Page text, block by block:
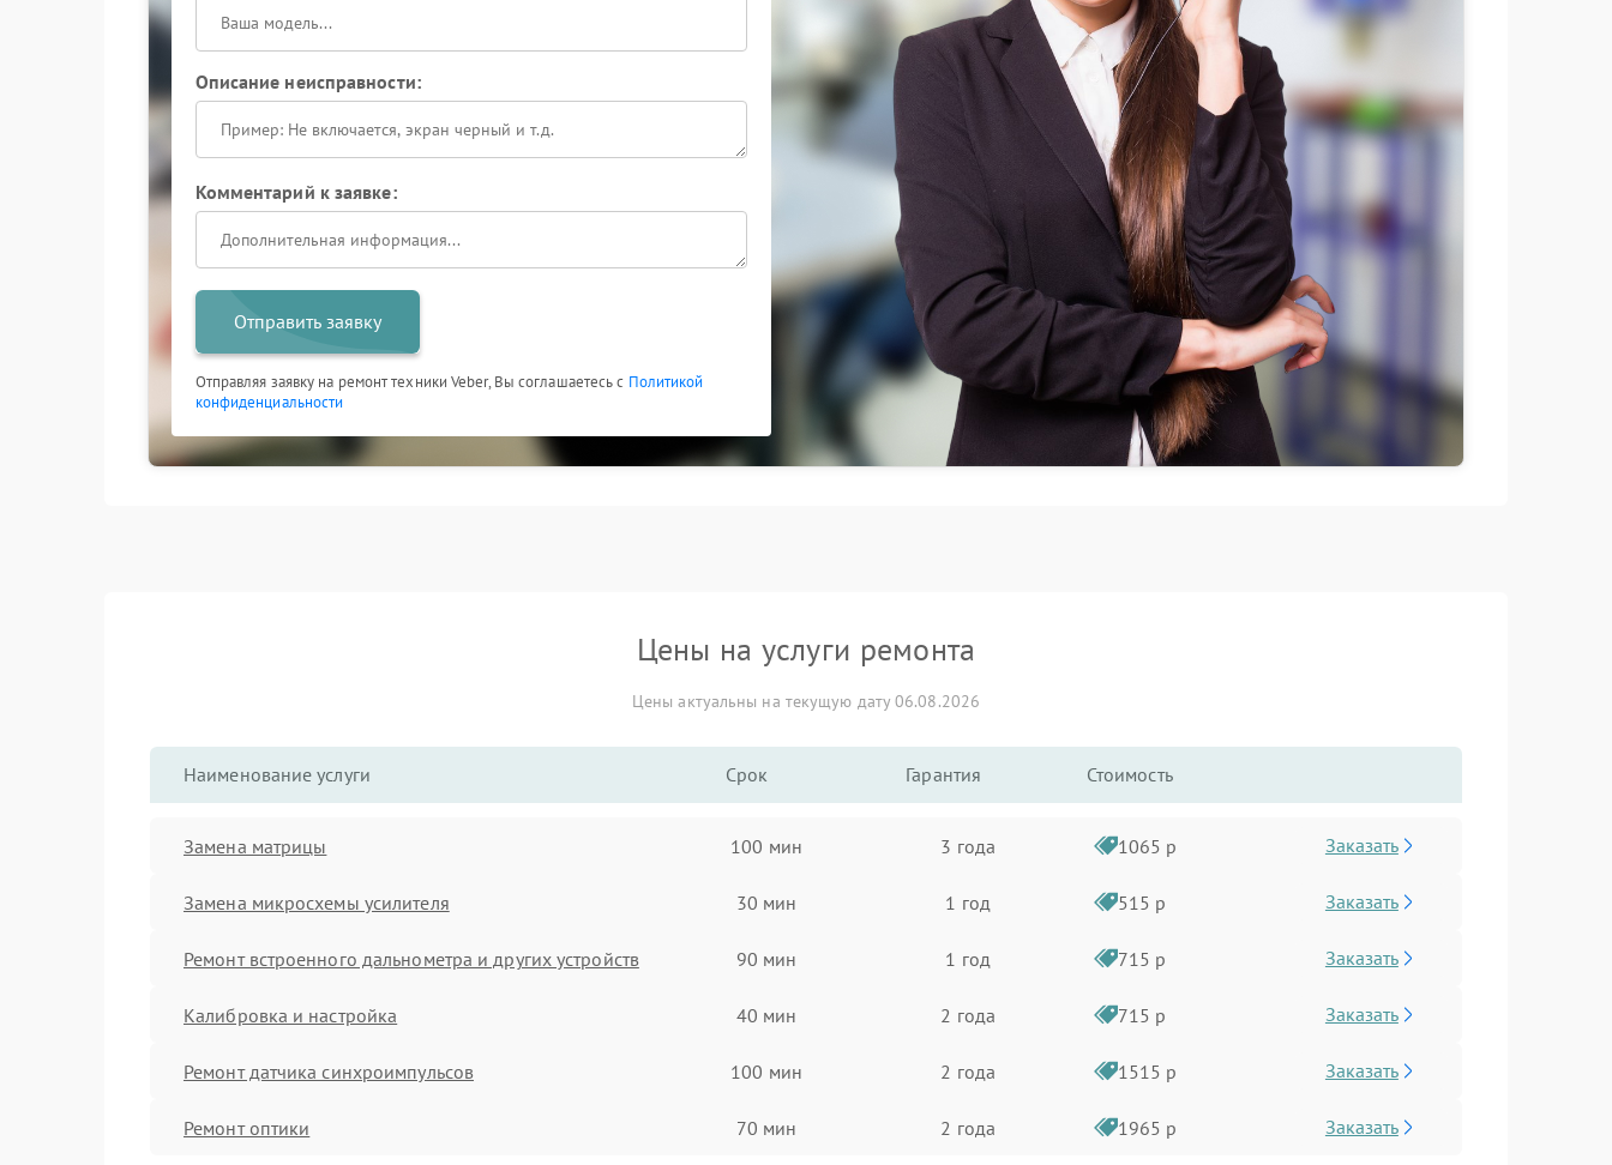
Описание неисправности:
Комментарий к заявке:
Отправить заявку
Отправляя заявку на ремонт техники Veber, Вы соглашаетесь с Политикой
конфиденциальности
Цены на услуги ремонта
Цены актуальны на текущую дату 06.08.2026
Наименование услуги Срок Гарантия Стоимость
Замена матрицы 100 мин 3 года 1065 р Заказать
Замена микросхемы усилителя 30 мин 1 год 515 р Заказать
Ремонт встроенного дальнометра и других устройств 90 мин 1 год 715 р Заказать
Калибровка и настройка 40 мин 2 года 715 р Заказать
Ремонт датчика синхроимпульсов 100 мин 2 года 1515 р Заказать
Ремонт оптики 70 мин 2 года 1965 р Заказать